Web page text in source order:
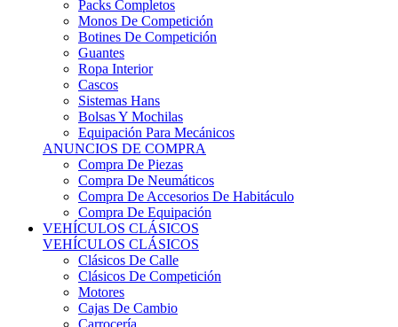
Botines De Competición
Guantes
Ropa Interior
Cascos
Sistemas Hans
Bolsas Y Mochilas
Equipación Para Mecánicos
ANUNCIOS DE COMPRA
Compra De Piezas
Compra De Neumáticos
Compra De Accesorios De Habitáculo
Compra De Equipación
VEHÍCULOS CLÁSICOS
VEHÍCULOS CLÁSICOS
Clásicos De Calle
Clásicos De Competición
Motores
Cajas De Cambio
Carrocería
Suspensiones